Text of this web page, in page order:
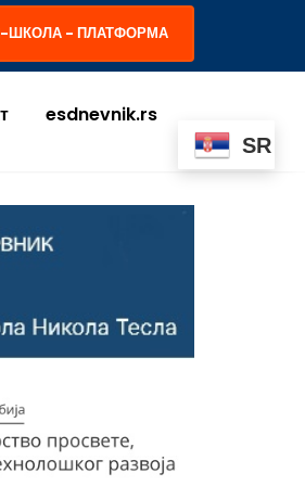
ШКОЛА - ПЛАТФОРМА
esdnevnik.rs
SR
UPRAVLJANJE